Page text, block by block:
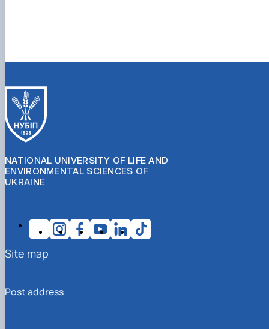
NATIONAL UNIVERSITY OF LIFE AND
ENVIRONMENTAL SCIENCES OF
UKRAINE
Post address
Site map